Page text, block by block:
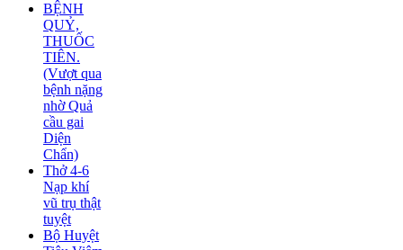
BỆNH
QUỶ,
THUỐC
TIÊN.
(Vượt qua
bệnh nặng
nhờ Quả
cầu gai
Diện
Chẩn)
Thở 4-6
Nạp khí
vũ trụ thật
tuyệt
Bộ Huyệt